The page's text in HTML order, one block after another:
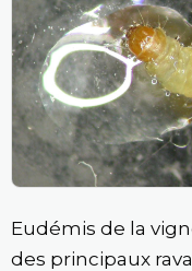
Eudémis de la
des principaux